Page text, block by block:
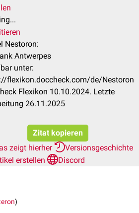
Nestoron:
Antwerpes
unter:
flexikon.doccheck.com/de/Nestoron
Flexikon 10.10.2024. Letzte
26.11.2025
Zitat kopieren
zeigt hierher
Versionsgeschichte
erstellen
Discord
)